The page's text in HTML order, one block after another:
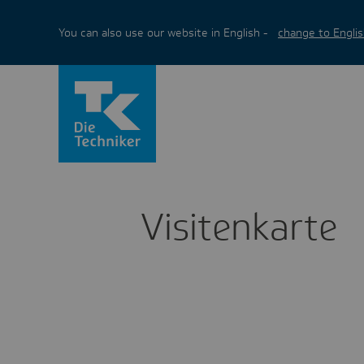
You can also use our website in English - change to
Visi­ten­karte